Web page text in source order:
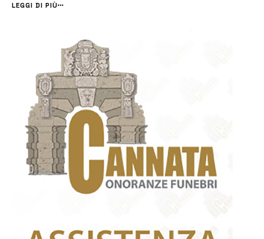
colonna di fumo e una nube tossica che ha creato allarme […]
LEGGI DI PIÙ